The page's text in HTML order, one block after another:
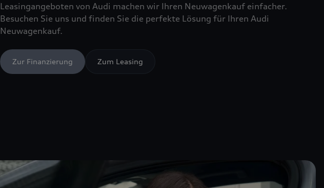
Leasingangeboten von Audi machen wir Ihren Neuwagenkauf einfacher.
Besuchen Sie uns und finden Sie die perfekte Lösung für Ihren Audi
Neuwagenkauf.
Zur Finanzierung Zum Leasing